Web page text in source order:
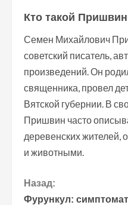
Кто такой
Семен Михайлович
советский писатель,
произведений. Он
священника, провел
Вятской губернии. В
Пришвин часто
деревенских
и животными.
П
Назад:
Фурункул: